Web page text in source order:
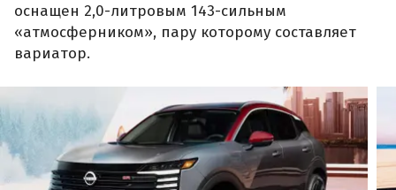
оснащен 2,0-литровым 143-сильным
«атмосферником», пару которому составляет
вариатор.